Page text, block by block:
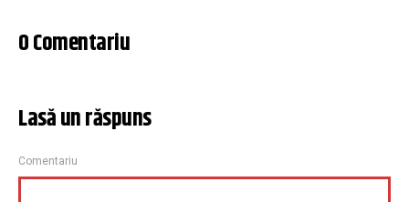
0 Comentariu
Lasă un răspuns
Comentariu